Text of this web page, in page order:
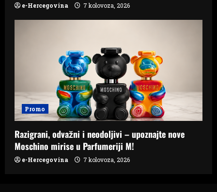
e-Hercegovina 7 kolovoza, 2026
Promo
Razigrani, odvažni i neodoljivi – upoznajte nove
Moschino mirise u Parfumeriji M!
e-Hercegovina 7 kolovoza, 2026